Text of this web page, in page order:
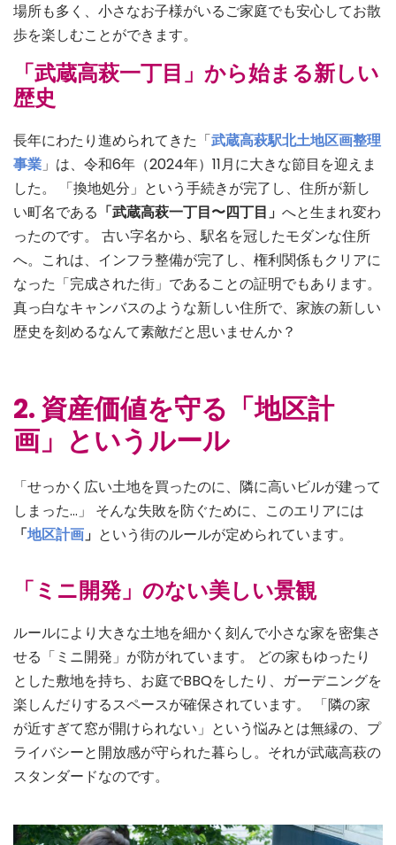
場所も多く、小さなお子様がいるご家庭でも安心してお散
歩を楽しむことができます。
「武蔵高萩一丁目」から始まる新しい
歴史
長年にわたり進められてきた「武蔵高萩駅北土地区画整理
事業 」は、令和6年（2024年）11月に大きな節目を迎えま
した。 「換地処分」という手続きが完了し、住所が新し
い町名である 「武蔵高萩一丁目〜四丁目」 へと生まれ変わ
ったのです。 古い字名から、駅名を冠したモダンな住所
へ。これは、インフラ整備が完了し、権利関係もクリアに
なった「完成された街」であることの証明でもあります。
真っ白なキャンバスのような新しい住所で、家族の新しい
歴史を刻めるなんて素敵だと思いませんか？
2. 資産価値を守る「地区計
画」というルール
「せっかく広い土地を買ったのに、隣に高いビルが建って
しまった…」 そんな失敗を防ぐために、このエリアには
「地区計画」 という街のルールが定められています。
「ミニ開発」のない美しい景観
ルールにより大きな土地を細かく刻んで小さな家を密集さ
せる「ミニ開発」が防がれています。 どの家もゆったり
とした敷地を持ち、お庭でBBQをしたり、ガーデニングを
楽しんだりするスペースが確保されています。 「隣の家
が近すぎて窓が開けられない」という悩みとは無縁の、プ
ライバシーと開放感が守られた暮らし。それが武蔵高萩の
スタンダードなのです。